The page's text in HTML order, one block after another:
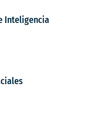
Inteligencia